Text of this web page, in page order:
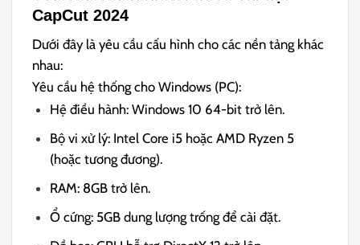
CapCut 2024
Dưới đây là yêu cầu cấu hình cho các nền tảng khác
nhau:
Yêu cầu hệ thống cho Windows (PC):
Hệ điều hành: Windows 10 64-bit trở lên.
Bộ vi xử lý: Intel Core i5 hoặc AMD Ryzen 5
(hoặc tương đương).
RAM: 8GB trở lên.
Ổ cứng: 5GB dung lượng trống để cài đặt.